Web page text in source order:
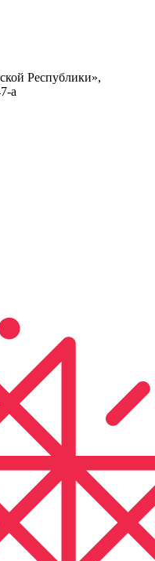
Республики»,
а